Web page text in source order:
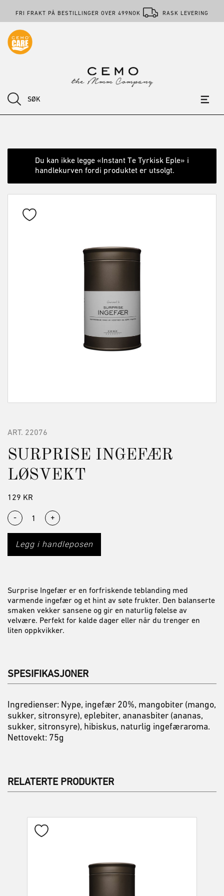
FRI FRAKT PÅ BESTILLINGER OVER 499NOK RASK LEVERING
Du kan ikke legge «Instant Te Tyrkisk Eple» i
handlekurven fordi produktet er utsolgt.
ART. 22076
SURPRISE INGEFÆR
LØSVEKT
129 KR
- +
Legg i handleposen
Surprise Ingefær er en forfriskende teblanding med
varmende ingefær og et hint av søte frukter. Den balanserte
smaken vekker sansene og gir en naturlig følelse av
velvære. Perfekt for kalde dager eller når du trenger en
liten oppkvikker.
SPESIFIKASJONER
Ingredienser: Nype, ingefær 20%, mangobiter (mango,
sukker, sitronsyre), eplebiter, ananasbiter (ananas,
sukker, sitronsyre), hibiskus, naturlig ingefæraroma.
Nettovekt: 75g
RELATERTE PRODUKTER